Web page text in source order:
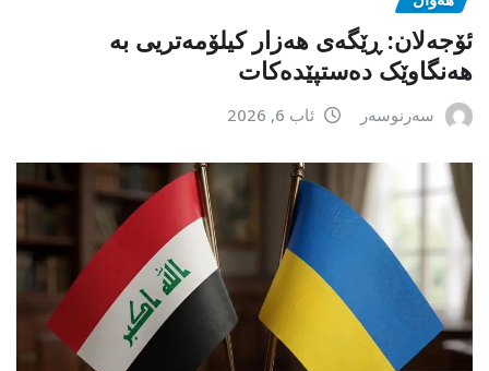
ئۆجەلان: ڕێگەی هەزار کیلۆمەتریی بە
هەنگاوێک دەستپێدەکات
سەرنوسەر ئاب 6, 2026